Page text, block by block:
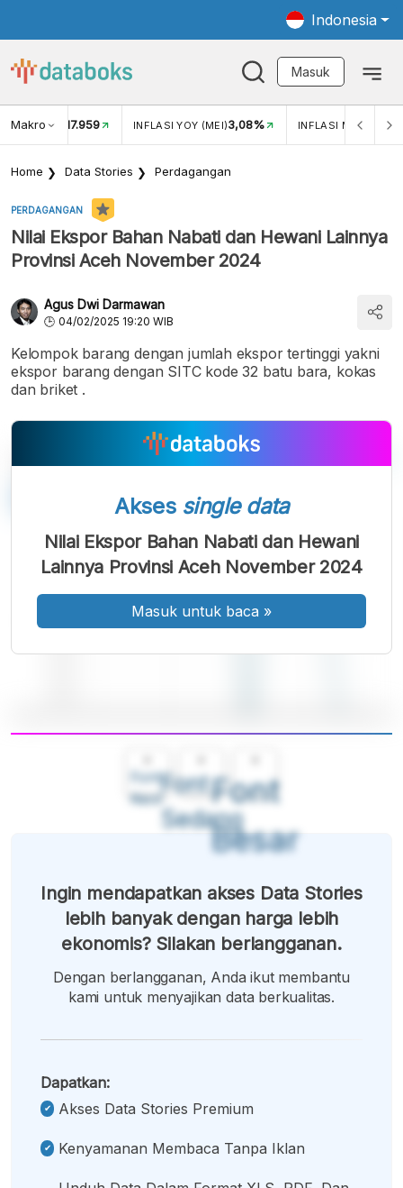
Indonesia
Masuk
Makro
USD/IDR 17.959 INFLASI YOY (MEI)3,08% INFLASI MOM (MEI)
Home Data Stories Perdagangan
PERDAGANGAN
Nilai Ekspor Bahan Nabati dan Hewani Lainnya
Provinsi Aceh November 2024
Agus Dwi Darmawan
04/02/2025 19:20 WIB
Kelompok barang dengan jumlah ekspor tertinggi yakni
ekspor barang dengan SITC kode 32 batu bara, kokas
dan briket .
Font
Kecil
Font
Sedang
Font
Besar
Akses single data
Nilai Ekspor Bahan Nabati dan Hewani
Lainnya Provinsi Aceh November 2024
Masuk untuk baca »
Ingin mendapatkan akses Data Stories
lebih banyak dengan harga lebih
ekonomis? Silakan berlangganan.
Dengan berlangganan, Anda ikut membantu
kami untuk menyajikan data berkualitas.
Dapatkan:
Akses Data Stories Premium
Kenyamanan Membaca Tanpa Iklan